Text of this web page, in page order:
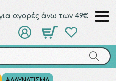
αγορές άνω των 49€